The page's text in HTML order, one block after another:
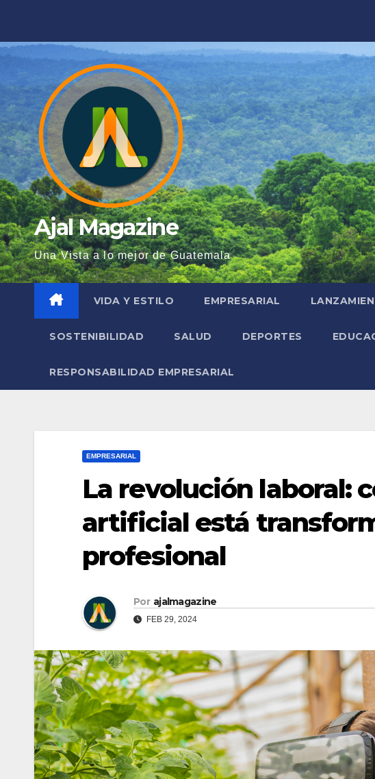
contenido
Ajal Magazine
Una Vista a lo mejor de Guatemala
VIDA Y ESTILO EMPRESARIAL
SOSTENIBILIDAD SALUD DEPORTES
RESPONSABILIDAD EMPRESARIAL
EMPRESARIAL
La revolución laboral:
artificial está
profesional
Por ajalmagazine
FEB 29, 2024